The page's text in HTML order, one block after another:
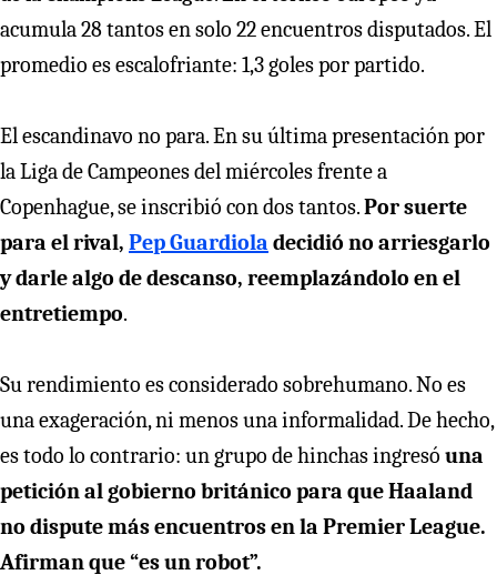
acumula 28 tantos en solo 22 encuentros disputados. El
promedio es escalofriante: 1,3 goles por partido.
El escandinavo no para. En su última presentación por
la Liga de Campeones del miércoles frente a
Copenhague, se inscribió con dos tantos.Por suerte
para el rival, Pep Guardiola decidió no arriesgarlo
y darle algo de descanso, reemplazándolo en el
entretiempo.
Su rendimiento es considerado sobrehumano. No es
una exageración, ni menos una informalidad. De hecho,
es todo lo contrario: un grupo de hinchas ingresó una
petición al gobierno británico para que Haaland
no dispute más encuentros en la Premier League.
Afirman que “es un robot”.